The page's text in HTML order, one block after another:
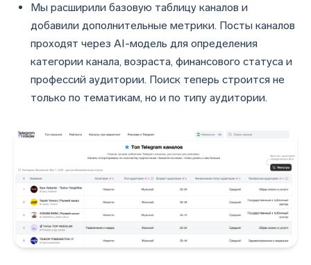
Мы расширили базовую таблицу каналов и
добавили дополнительные метрики. Посты каналов
проходят через AI-модель для определения
категории канала, возраста, финансового статуса и
профессий аудитории. Поиск теперь строится не
только по тематикам, но и по типу аудитории.